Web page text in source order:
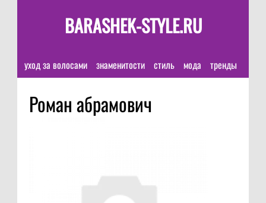
BARASHEK-STYLE.RU
уход за волосами знаменитости стиль мода тренды
Роман абрамович